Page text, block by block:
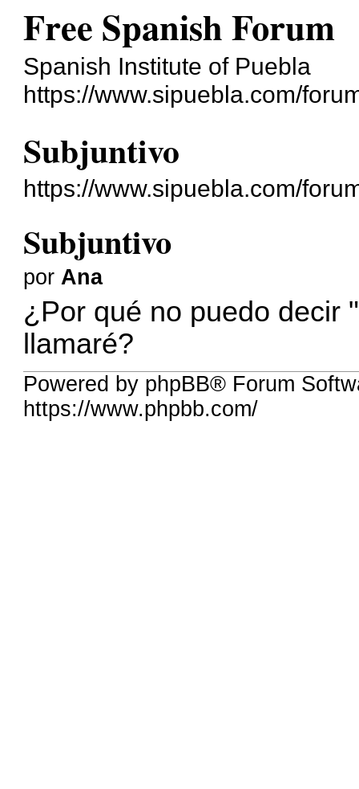
Free Spanish Forum
Spanish Institute of Puebla
https://www.sipuebla.com/
Subjuntivo
https://www.sipuebla.com/
Subjuntivo
por Ana
¿Por qué no puedo decir
llamaré?
Powered by phpBB® Forum
https://www.phpbb.com/